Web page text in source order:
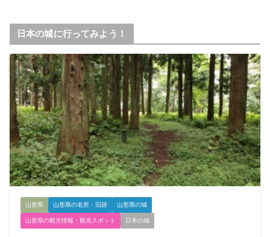
日本の城に行ってみよう！
山形県 山形県の名所・旧跡 山形県の城
山形県の観光情報・観光スポット 日本の城